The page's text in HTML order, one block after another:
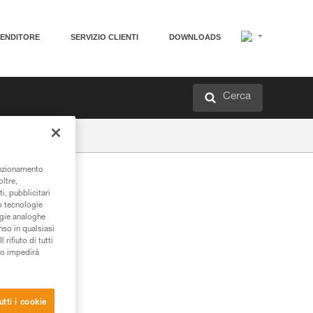
SERVIZIO CLIENTI DOWNLOADS
Cerca
pubblicitari
tecnologie
analoghe
in qualsiasi
rifiuto di tutti
impedirà
i cookie